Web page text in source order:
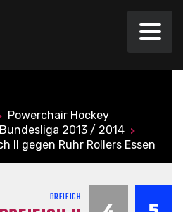
Powerchair Hockey
Bundesliga 2013 / 2014 >
II gegen Ruhr Rollers Essen
DREIEICH